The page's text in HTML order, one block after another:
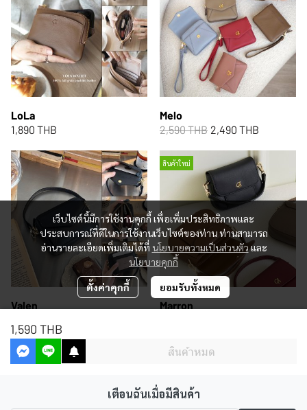
LoLa
1,890 THB
Melo
2,590 THB 2,490 THB
Valen
สินค้าใหม่
Marron
1,590 THB
สินค้าหมด
เตือนฉันเมื่อมีสินค้า
เว็บไซต์นี้มีการใช้งานคุกกี้ เพื่อเพิ่มประสิทธิภาพและ
ประสบการณ์ที่ดีในการใช้งานเว็บไซต์ของท่าน ท่านสามารถ
อ่านรายละเอียดเพิ่มเติมได้ที่ นโยบายความเป็นส่วนตัวและ
นโยบายคุกกี้
ตั้งค่าคุกกี้ ยอมรับทั้งหมด